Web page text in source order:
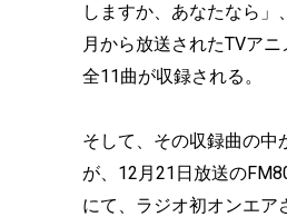
しますか、あなたなら
月から放送されたTVア
全11曲が収録される。
そして、その収録曲の中
が、12月21日放送の
にて、ラジオ初オンエア